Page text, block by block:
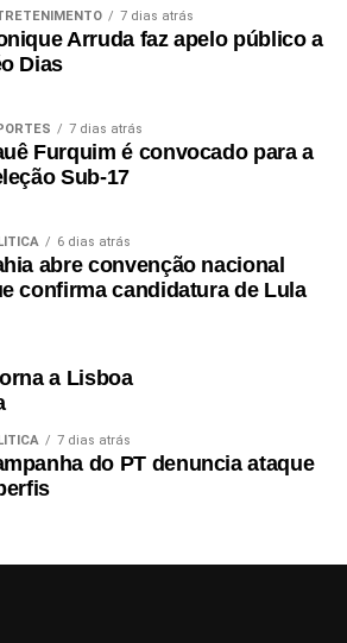
7 dias atrás
Arruda faz apelo público a
Dias
7 dias atrás
Furquim é convocado para a
Sub-17
6 dias atrás
abre convenção nacional
confirma candidatura de Lula
a Lisboa
7 dias atrás
do PT denuncia ataque